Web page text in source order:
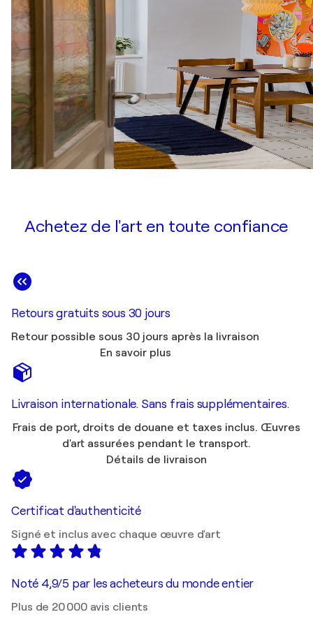
Achetez de l'art en toute confiance
Retours gratuits sous 30 jours
Retour possible sous 30 jours après la livraison
En savoir plus
Livraison internationale. Sans frais supplémentaires.
Frais de port, droits de douane et taxes inclus. Œuvres
d'art assurées pendant le transport.
Détails de livraison
Certificat d'authenticité
Signé et inclus avec chaque œuvre d'art
Noté 4,9/5 par les acheteurs du monde entier
Plus de 20 000 avis clients